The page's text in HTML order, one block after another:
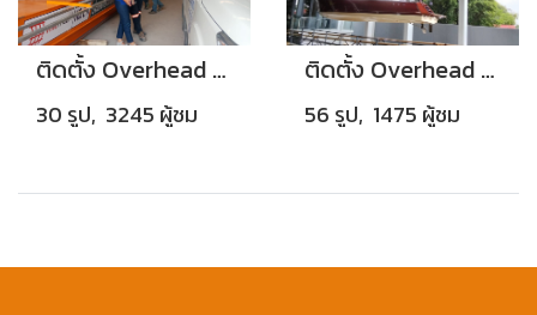
ติดตั้ง Overhead Crane 5T
30 รูป, 3245 ผู้ชม
ติดตั้ง Overhead Crane 3+3 Tons + Monorail Crane 3+3 Tons
56 รูป, 1475 ผู้ชม